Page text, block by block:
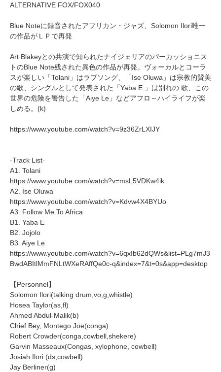
ALTERNATIVE FOX/FOX040
Blue Noteに録音されたアフリカン・ジャズ、Solomon Ilori唯一
の作品がＬＰで再発
Art Blakeyとの共演で知られたナイジェリアのパーカッショニス
トのBlue Note残された異色の作品が再発。ヴォーカルとコーラ
スが楽しい「Tolani」はラブソング、「Ise Oluwa」は宗教的賛美
の歌、シングルとして発表された「Yaba E 」は別れの 歌、この
世界の危険を警告した「Aiye Le」などアフロ～ハイライフが楽
しめる。(k)
https://www.youtube.com/watch?v=9z36ZrLXIJY
-Track List-
A1. Tolani
https://www.youtube.com/watch?v=msL5VDKw4ik
A2. Ise Oluwa
https://www.youtube.com/watch?v=Kdvw4X4BYUo
A3. Follow Me To Africa
B1. Yaba E
B2. Jojolo
B3. Aiye Le
https://www.youtube.com/watch?v=6qxIb62dQWs&list=PLg7mJ3
BwdABItlMmFNLtWXeRAffQe0c-q&index=7&t=0s&app=desktop
【Personnel】
Solomon Ilori(talking drum,vo,g,whistle)
Hosea Taylor(as,fl)
Ahmed Abdul-Malik(b)
Chief Bey, Montego Joe(conga)
Robert Crowder(conga,cowbell,shekere)
Garvin Masseaux(Congas, xylophone, cowbell)
Josiah Ilori (ds,cowbell)
Jay Berliner(g)